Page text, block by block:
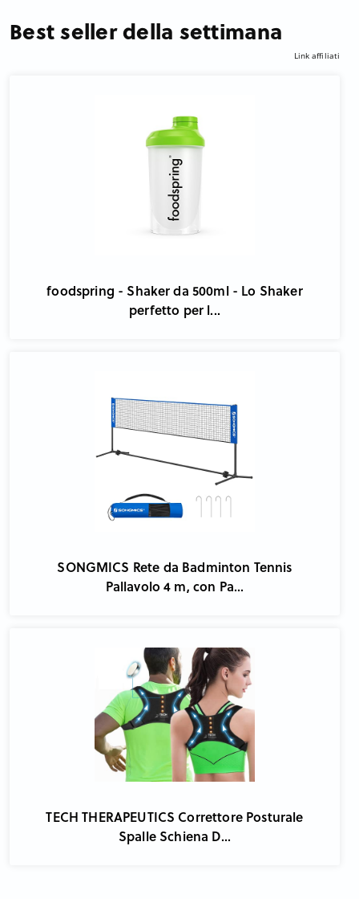
Best seller della settimana
Link affiliati
foodspring - Shaker da 500ml - Lo Shaker
perfetto per l...
SONGMICS Rete da Badminton Tennis
Pallavolo 4 m, con Pa...
TECH THERAPEUTICS Correttore Posturale
Spalle Schiena D...